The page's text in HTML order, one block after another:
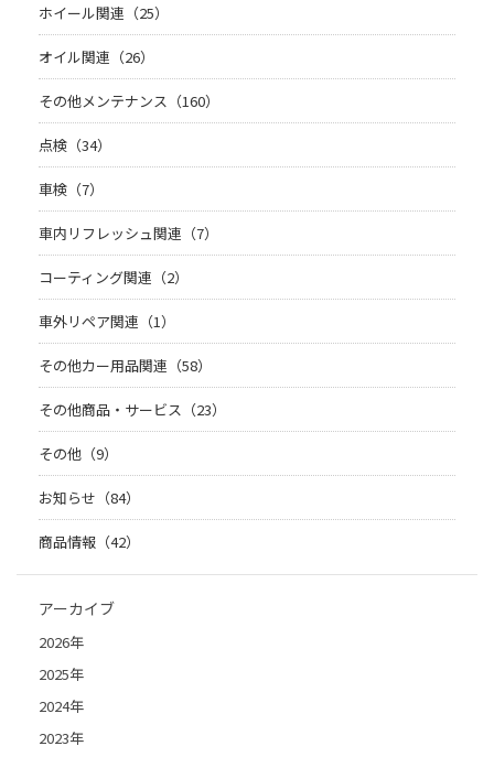
ホイール関連（25）
オイル関連（26）
その他メンテナンス（160）
点検（34）
車検（7）
車内リフレッシュ関連（7）
コーティング関連（2）
車外リペア関連（1）
その他カー用品関連（58）
その他商品・サービス（23）
その他（9）
お知らせ（84）
商品情報（42）
アーカイブ
2026年
2025年
2024年
2023年